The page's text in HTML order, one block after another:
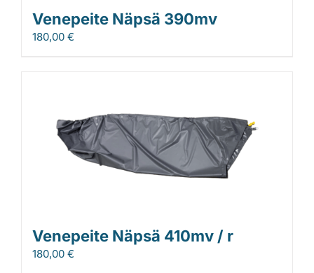
Venepeite Näpsä 390mv
180,00 €
Venepeite Näpsä 410mv / r
180,00 €